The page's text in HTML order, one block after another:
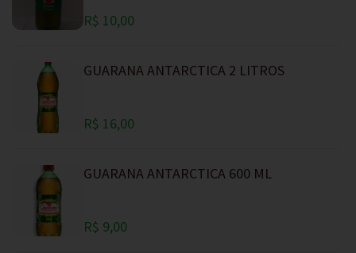
R$ 10,00
GUARANA ANTARCTICA 2 LITROS
R$ 16,00
GUARANA ANTARCTICA 600 ML
R$ 9,00